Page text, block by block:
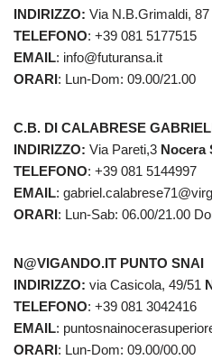
INDIRIZZO: Via N.B.Grimaldi, 87
TELEFONO: +39 081 5177515
EMAIL: info@futuransa.it
ORARI: Lun-Dom: 09.00/21.00
C.B. DI CALABRESE
INDIRIZZO: Via Pareti,3 Nocera
TELEFONO: +39 081 5144997
EMAIL:
ORARI: Lun-Sab: 06.00/21.00
N@VIGANDO.IT PUNTO SNAI
INDIRIZZO: via Casicola, 49/51
TELEFONO: +39 081 3042416
EMAIL:
ORARI: Lun-Dom: 09.00/00.00